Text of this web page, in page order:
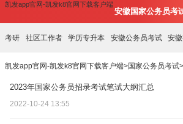
凯发app官网-凯发k8官网下载客户端
安徽国家公务员考
考研 社区工作者 学历专升本 安徽公务员考试 安
凯发app官网-凯发k8官网下载客户端>国家公务员考试>
2023年国家公务员招录考试笔试大纲汇总
2022-10-24 13:55